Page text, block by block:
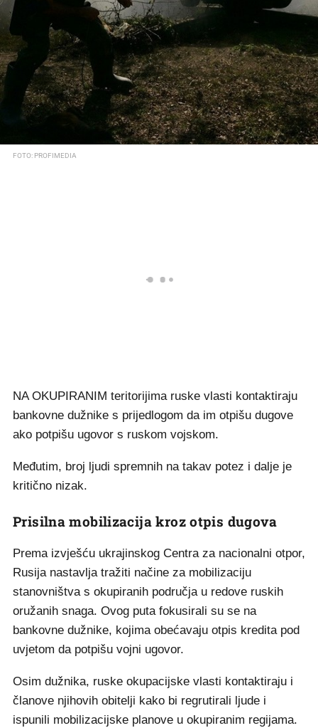
FOTO: PROFIMEDIA
NA OKUPIRANIM teritorijima ruske vlasti kontaktiraju
bankovne dužnike s prijedlogom da im otpišu dugove
ako potpišu ugovor s ruskom vojskom.
Međutim, broj ljudi spremnih na takav potez i dalje je
kritično nizak.
Prisilna mobilizacija kroz otpis dugova
Prema izvješću ukrajinskog Centra za nacionalni otpor,
Rusija nastavlja tražiti načine za mobilizaciju
stanovništva s okupiranih područja u redove ruskih
oružanih snaga. Ovog puta fokusirali su se na
bankovne dužnike, kojima obećavaju otpis kredita pod
uvjetom da potpišu vojni ugovor.
Osim dužnika, ruske okupacijske vlasti kontaktiraju i
članove njihovih obitelji kako bi regrutirali ljude i
ispunili mobilizacijske planove u okupiranim regijama.